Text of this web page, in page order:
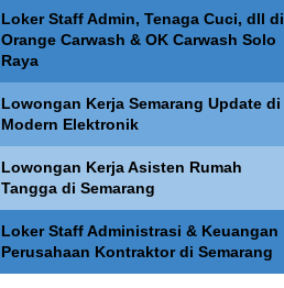
Loker Staff Admin, Tenaga Cuci, dll di
Orange Carwash & OK Carwash Solo
Raya
Lowongan Kerja Semarang Update di
Modern Elektronik
Lowongan Kerja Asisten Rumah
Tangga di Semarang
Loker Staff Administrasi & Keuangan
Perusahaan Kontraktor di Semarang